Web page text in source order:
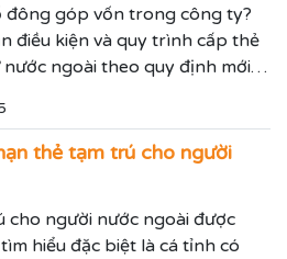
đông góp vốn trong công ty?
điều kiện và quy trình cấp thẻ
ngoài theo quy định mới
thẻ tạm trú cho người
cho người nước ngoài được
hiểu đặc biệt là cá tỉnh có